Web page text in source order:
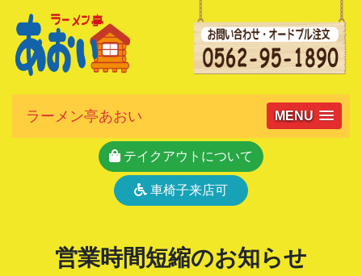
ラーメン亭あおい MENU
テイクアウトについて
車椅子来店可
営業時間短縮のお知らせ